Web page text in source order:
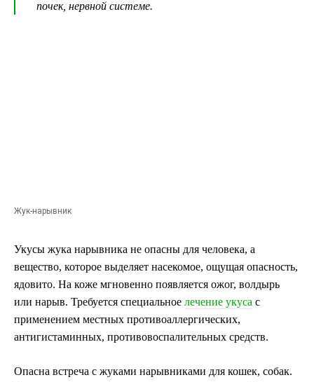
почек, нервной системе.
Жук-нарывник
Укусы жука нарывника не опасны для человека, а
вещество, которое выделяет насекомое, ощущая опасность,
ядовито. На коже мгновенно появляется ожог, волдырь
или нарыв. Требуется специальное лечение укуса с
применением местных противоаллергических,
антигистаминных, противовоспалительных средств.
Опасна встреча с жуками нарывниками для кошек, собак.